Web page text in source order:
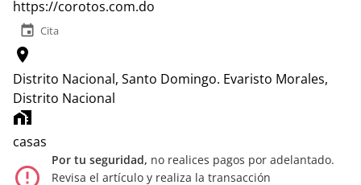
https://corotos.com.do
event Cita
location_on
Distrito Nacional, Santo Domingo. Evaristo Morales,
Distrito Nacional
home_work
casas
error_outline
Por tu seguridad, no realices pagos por adelantado.
Revisa el artículo y realiza la transacción